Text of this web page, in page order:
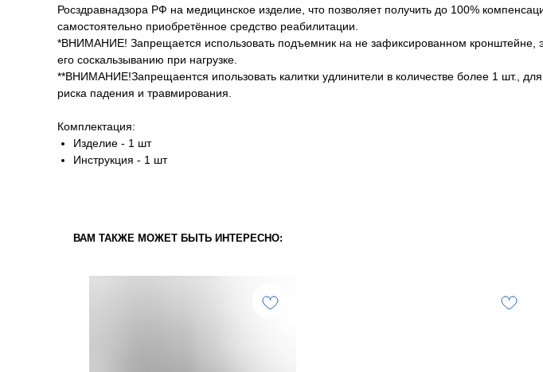
Росздравнадзора РФ на медицинское изделие, что позволяет получить до 100%
самостоятельно приобретённое средство реабилитации.
*ВНИМАНИЕ! Запрещается использовать подъемник на не зафиксированном кронштейне,
его соскальзыванию при нагрузке.
**ВНИМАНИЕ!Запрещаентся ипользовать калитки удлинители в количестве более 1 шт.,
риска падения и травмирования.
Комплектация:
Изделие - 1 шт
Инструкция - 1 шт
ВАМ ТАКЖЕ МОЖЕТ БЫТЬ ИНТЕРЕСНО: